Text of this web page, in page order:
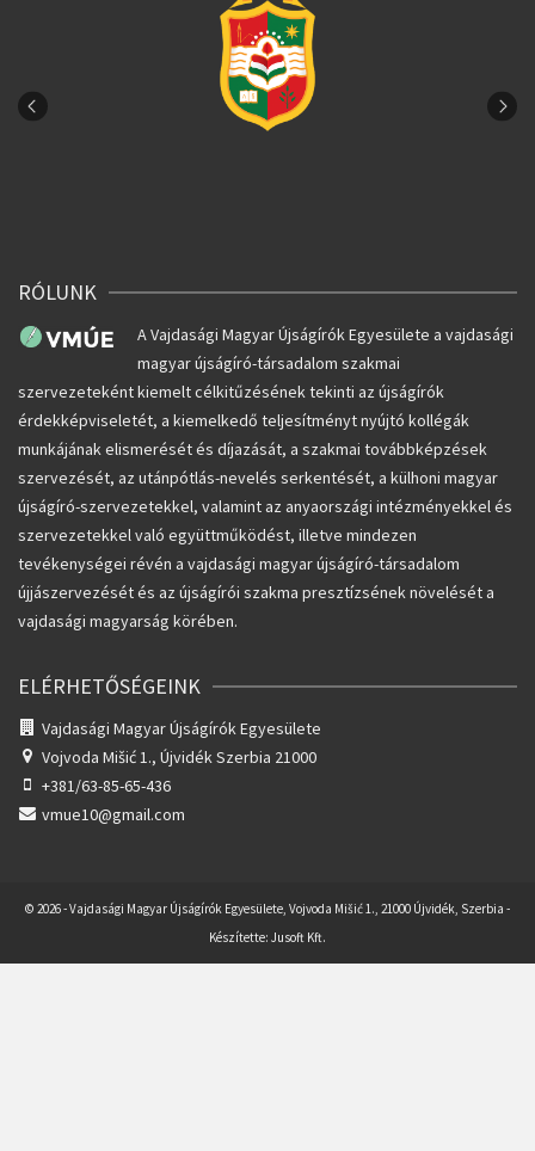
RÓLUNK
A Vajdasági Magyar Újságírók Egyesülete a vajdasági
magyar újságíró-társadalom szakmai
szervezeteként kiemelt célkitűzésének tekinti az újságírók
érdekképviseletét, a kiemelkedő teljesítményt nyújtó kollégák
munkájának elismerését és díjazását, a szakmai továbbképzések
szervezését, az utánpótlás-nevelés serkentését, a külhoni magyar
újságíró-szervezetekkel, valamint az anyaországi intézményekkel és
szervezetekkel való együttműködést, illetve mindezen
tevékenységei révén a vajdasági magyar újságíró-társadalom
újjászervezését és az újságírói szakma presztízsének növelését a
vajdasági magyarság körében.
ELÉRHETŐSÉGEINK
Vajdasági Magyar Újságírók Egyesülete
Vojvoda Mišić 1., Újvidék Szerbia 21000
+381/63-85-65-436
vmue10@gmail.com
© 2026 - Vajdasági Magyar Újságírók Egyesülete, Vojvoda Mišić 1., 21000 Újvidék, Szerbia -
Készítette: Jusoft Kft.